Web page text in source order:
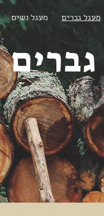
מעגל נשים מעגל גברים